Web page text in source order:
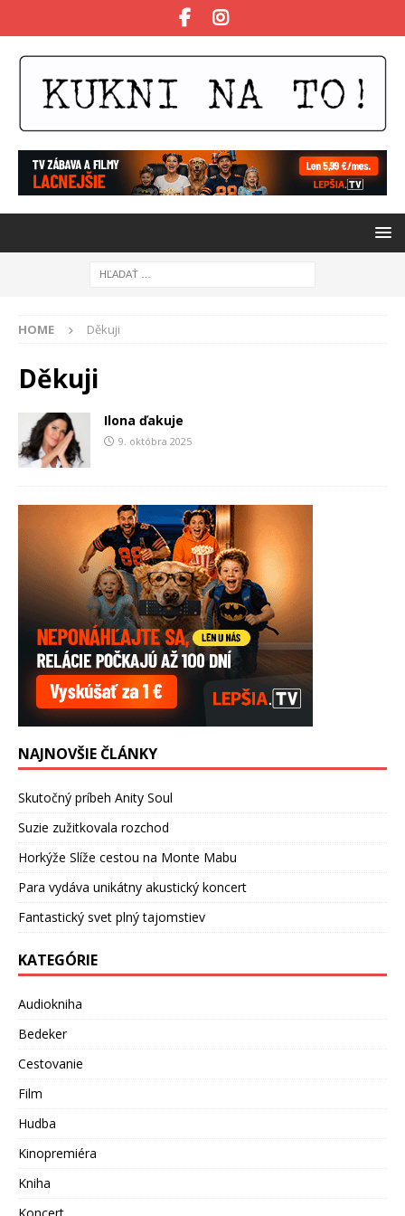
HOME Děkuji
Děkuji
Ilona ďakuje
9. októbra 2025
NAJNOVŠIE ČLÁNKY
Skutočný príbeh Anity Soul
Suzie zužitkovala rozchod
Horkýže Slíže cestou na Monte Mabu
Para vydáva unikátny akustický koncert
Fantastický svet plný tajomstiev
KATEGÓRIE
Audiokniha
Bedeker
Cestovanie
Film
Hudba
Kinopremiéra
Kniha
Koncert